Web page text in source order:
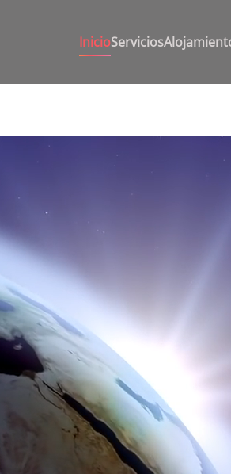
InicioServicios